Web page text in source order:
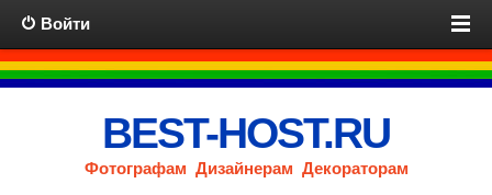
Войти
BEST-HOST.RU
Фотографам Дизайнерам Декораторам